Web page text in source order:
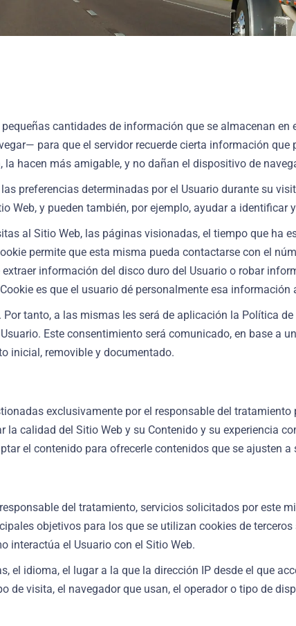
cantidades de información que se almacenan en
para que el servidor recuerde cierta información que
hacen más amigable, y no dañan el dispositivo de
preferencias determinadas por el Usuario durante su
Web, y pueden también, por ejemplo, ayudar a identificar
al Sitio Web, las páginas visionadas, el tiempo que ha
permite que esta misma pueda contactarse con el
información del disco duro del Usuario o robar
es que el usuario dé personalmente esa información
tanto, a las mismas les será de aplicación la Política de
Este consentimiento será comunicado, en base a
inicial, removible y documentado.
exclusivamente por el responsable del tratamiento
calidad del Sitio Web y su Contenido y su experiencia
el contenido para ofrecerle contenidos que se ajusten a
del tratamiento, servicios solicitados por este
objetivos para los que se utilizan cookies de
interactúa el Usuario con el Sitio Web.
idioma, el lugar a la que la dirección IP desde el que
de visita, el navegador que usan, el operador o tipo de